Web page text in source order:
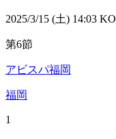
2025/3/15 (土) 14:03 KO
第6節
アビスパ福岡
福岡
1